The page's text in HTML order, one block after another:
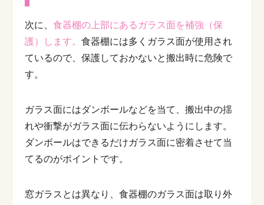
次に、食器棚の上部にあるガラス面を補強（保
護）します。食器棚には多くガラス面が使用され
ているので、保護しておかないと搬出時に危険で
す。
ガラス面にはダンボールなどを当て、搬出中の揺
れや衝撃がガラス面に伝わらないようにします。
ダンボールはできるだけガラス面に密着させて当
てるのがポイントです。
窓ガラスとは異なり、食器棚のガラス面は取り外